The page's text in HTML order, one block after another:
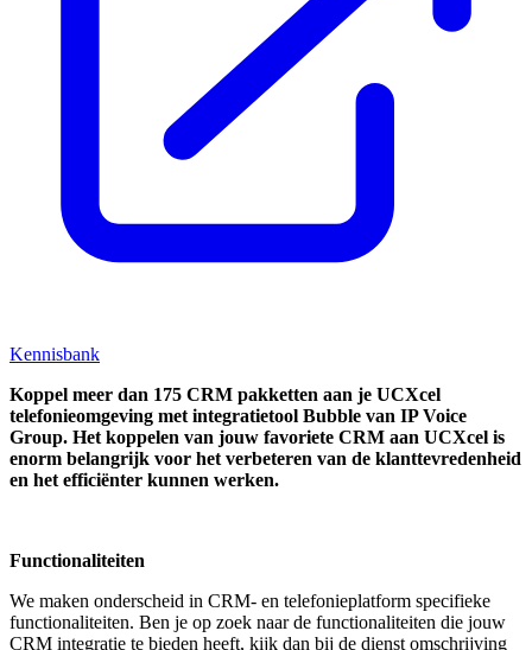
Kennisbank
Koppel meer dan 175 CRM pakketten aan je UCXcel
telefonieomgeving met integratietool Bubble van IP Voice
Group. Het koppelen van jouw favoriete CRM aan UCXcel is
enorm belangrijk voor het verbeteren van de klanttevredenheid
en het efficiënter kunnen werken.
Functionaliteiten
We maken onderscheid in CRM- en telefonieplatform specifieke
functionaliteiten. Ben je op zoek naar de functionaliteiten die jouw
CRM integratie te bieden heeft, kijk dan bij de dienst omschrijving